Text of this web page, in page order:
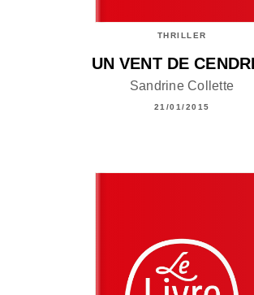
THRILLER
UN VENT DE
Sandrine Collette
21/01/2015